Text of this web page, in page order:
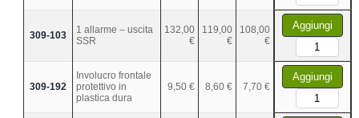
309-103
1 allarme – uscita
SSR
132,00
€
119,00
€
108,00
€
Aggiungi
309-192
Involucro frontale
protettivo in
plastica dura
9,50 € 8,60 € 7,70 €
Aggiungi